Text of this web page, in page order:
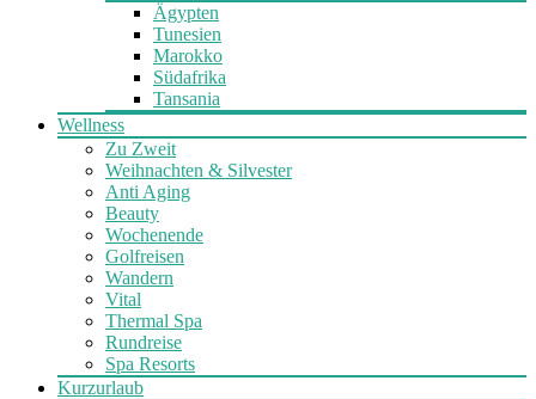
Ägypten
Tunesien
Marokko
Südafrika
Tansania
Wellness
Zu Zweit
Weihnachten & Silvester
Anti Aging
Beauty
Wochenende
Golfreisen
Wandern
Vital
Thermal Spa
Rundreise
Spa Resorts
Kurzurlaub